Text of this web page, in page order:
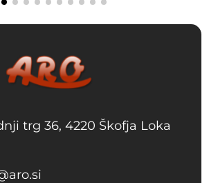
trg 36, 4220 Škofja Loka